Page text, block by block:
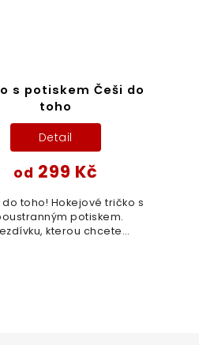
s potiskem Češi do
toho
od 299 Kč
Detail
toho! Hokejové tričko s
potiskem.
kterou chcete